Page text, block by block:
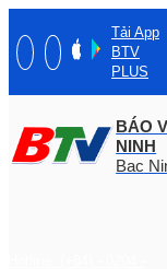
Tải App
BTV
PLUS
BÁO
NINH
Bac